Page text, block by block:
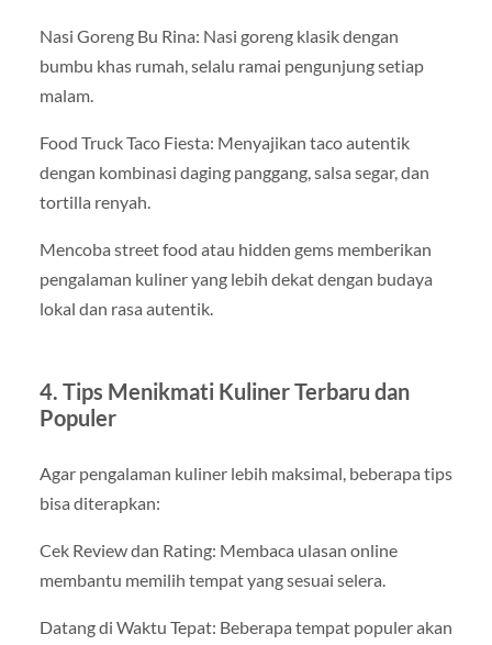
Nasi Goreng Bu Rina: Nasi goreng klasik dengan
bumbu khas rumah, selalu ramai pengunjung setiap
malam.
Food Truck Taco Fiesta: Menyajikan taco autentik
dengan kombinasi daging panggang, salsa segar, dan
tortilla renyah.
Mencoba street food atau hidden gems memberikan
pengalaman kuliner yang lebih dekat dengan budaya
lokal dan rasa autentik.
4. Tips Menikmati Kuliner Terbaru dan
Populer
Agar pengalaman kuliner lebih maksimal, beberapa tips
bisa diterapkan:
Cek Review dan Rating: Membaca ulasan online
membantu memilih tempat yang sesuai selera.
Datang di Waktu Tepat: Beberapa tempat populer akan